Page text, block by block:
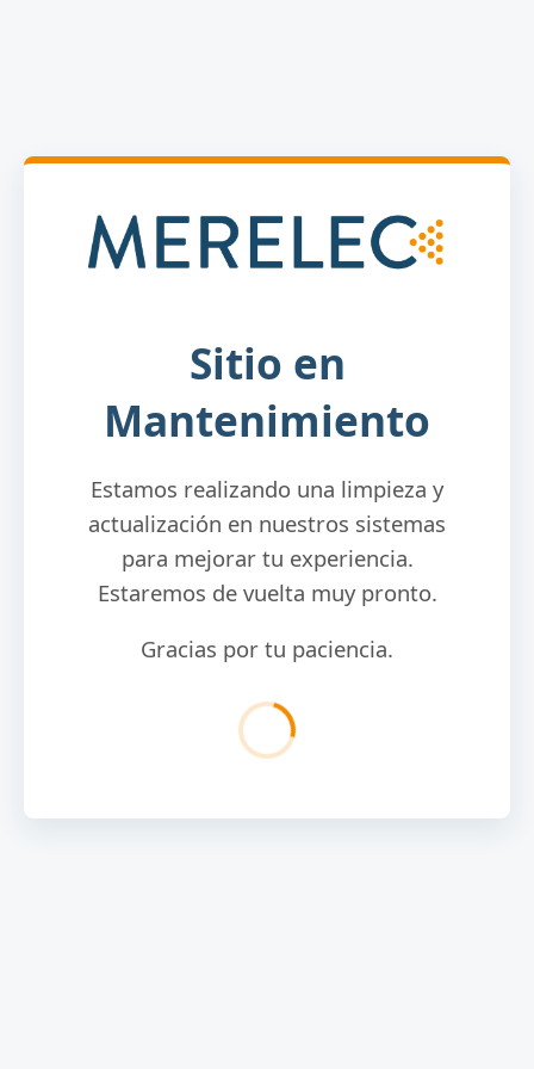
Sitio en
Mantenimiento
Estamos realizando una limpieza y
actualización en nuestros sistemas
para mejorar tu experiencia.
Estaremos de vuelta muy pronto.
Gracias por tu paciencia.